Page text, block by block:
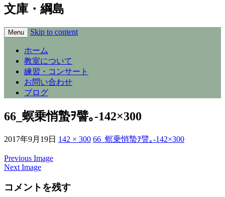
文庫・綱島
Menu Skip to content
ホーム
教室について
練習・コンサート
お問い合わせ
ブログ
66_螟乗悄蟄ｦ譬｡-142×300
2017年9月19日 142 × 300 66_螟乗悄蟄ｦ譬｡-142×300
Previous Image
Next Image
コメントを残す